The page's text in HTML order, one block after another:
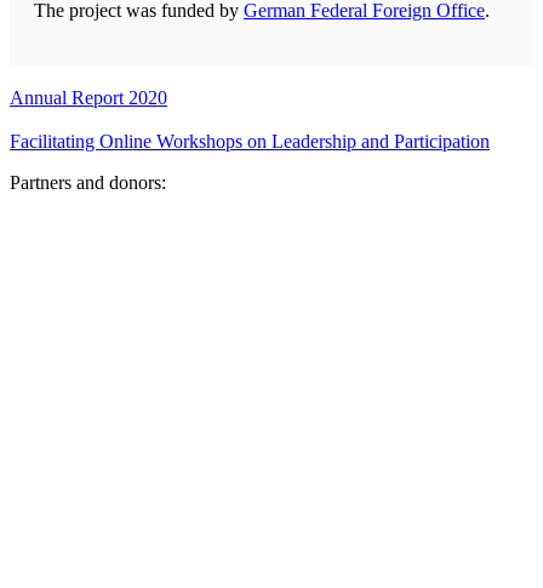
The project was funded by German Federal Foreign Office.
Annual Report 2020
Facilitating Online Workshops on Leadership and Participation
Partners and donors: